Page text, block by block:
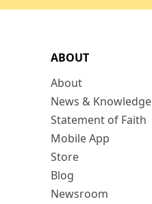
ABOUT
About
News & Knowledge
Statement of Faith
Mobile App
Store
Blog
Newsroom